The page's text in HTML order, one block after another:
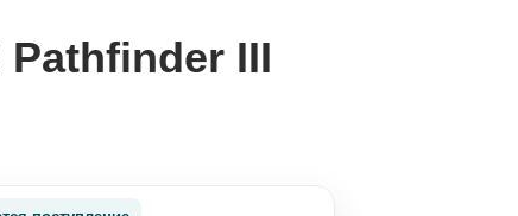
III